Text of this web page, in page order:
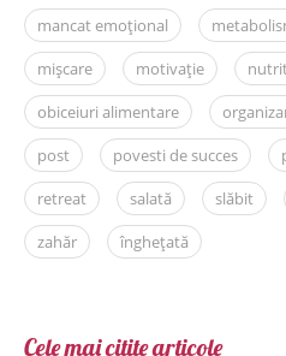
mancat emoțional
mișcare
motivație
obiceiuri alimentare
post
povesti de succes
retreat
salată slăbit
zahăr
înghețată
Cele mai citite articole